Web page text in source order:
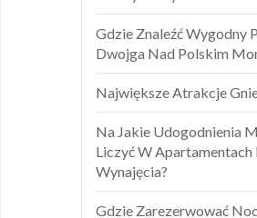
Gdzie Znaleźć Wygodny
Dwojga Nad Polskim
Największe Atrakcje
Na Jakie Udogodnienia
Liczyć W Apartamentach
Wynajęcia?
Gdzie Zarezerwować